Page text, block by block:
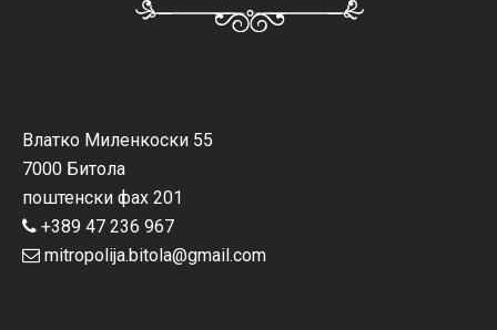
Влатко Миленкоски 55
7000 Битола
поштенски фах 201
+389 47 236 967
mitropolija.bitola@gmail.com